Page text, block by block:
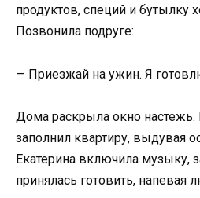
продуктов, специй и бутылку
Позвонила подруге:
— Приезжай на ужин. Я
Дома раскрыла окно настежь.
заполнил квартиру, выдувая
Екатерина включила музыку,
принялась готовить,